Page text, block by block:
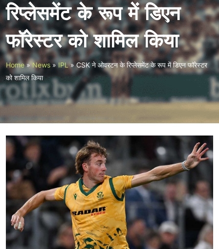
रिप्लेसमेंट के रूप में डिएन
फॉरेस्टर को शामिल किया
Home»News»IPL»CSK ने ओवरटन के रिप्लेसमेंट के रूप में डिएन फॉरेस्टर
को शामिल किया